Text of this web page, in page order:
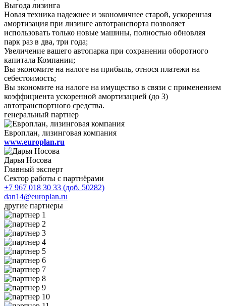
Выгода лизинга
Новая техника надежнее и экономичнее старой, ускоренная
амортизация при лизинге автотранспорта позволяет
использовать только новые машины, полностью обновляя
парк раз в два, три года;
Увеличение вашего автопарка при сохранении оборотного
капитала Компании;
Вы экономите на налоге на прибыль, относя платежи на
себестоимость;
Вы экономите на налоге на имущество в связи с применением
коэффициента ускоренной амортизацией (до 3)
автотранспортного средства.
генеральный партнер
Европлан, лизинговая компания
www.europlan.ru
Дарья Носова
Главный эксперт
Сектор работы с партнёрами
+7 967 018 30 33 (доб. 50282)
dan14@europlan.ru
другие партнеры